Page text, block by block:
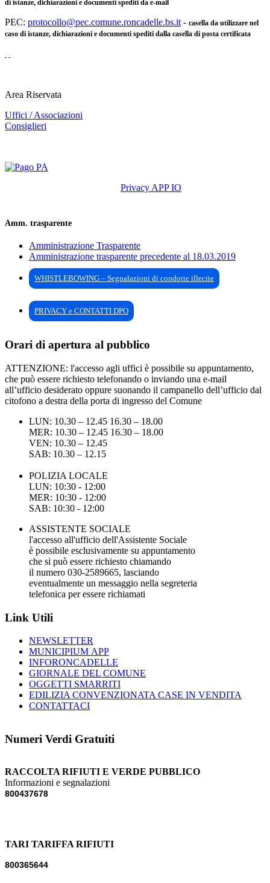
di istanze, dichiarazioni e documenti spediti da e-mail
PEC: protocollo@pec.comune.roncadelle.bs.it - casella da utilizzare nel
caso di istanze, dichiarazioni e documenti spediti dalla casella di posta certificata
Area Riservata
Uffici / Associazioni
Consiglieri
Privacy APP IO
Amm. trasparente
Amministrazione Trasparente
Amministrazione trasparente precedente al 18.03.2019
WHISTLEBOWING – Segnalazioni di condotte illecite
PRIVACY e CONTATTI DPO
Orari di apertura al pubblico
ATTENZIONE: l'accesso agli uffici è possibile su appuntamento,
che può essere richiesto telefonando o inviando una e-mail
all’ufficio desiderato oppure suonando il campanello dell’ufficio dal
citofono a destra della porta di ingresso del Comune
LUN: 10.30 – 12.45 16.30 – 18.00
MER: 10.30 – 12.45 16.30 – 18.00
VEN: 10.30 – 12.45
SAB: 10.30 – 12.15
POLIZIA LOCALE
LUN: 10:30 - 12:00
MER: 10:30 - 12:00
SAB: 10:30 - 12:00
ASSISTENTE SOCIALE
l'accesso all'ufficio dell'Assistente Sociale
è possibile esclusivamente su appuntamento
che si può essere richiesto chiamando
il numero 030-2589665, lasciando
eventualmente un messaggio nella segreteria
telefonica per essere richiamati
Link Utili
NEWSLETTER
MUNICIPIUM APP
INFORONCADELLE
GIORNALE DEL COMUNE
OGGETTI SMARRITI
EDILIZIA CONVENZIONATA CASE IN VENDITA
CONTATTACI
Numeri Verdi Gratuiti
RACCOLTA RIFIUTI E VERDE PUBBLICO
Informazioni e segnalazioni
800437678
TARI TARIFFA RIFIUTI
800365644